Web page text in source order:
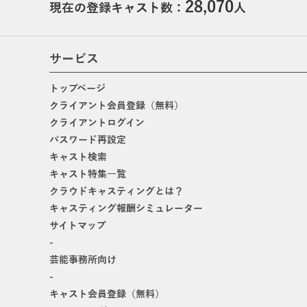
現在の登録キャスト数： 28,070人
サービス
トップページ
クライアント会員登録（無料）
クライアントログイン
パスワード再設定
キャスト検索
キャスト特集一覧
クラウドキャスティングとは？
キャスティング報酬シミュレーター
サイトマップ
-
芸能事務所向け
-
キャスト会員登録（無料）